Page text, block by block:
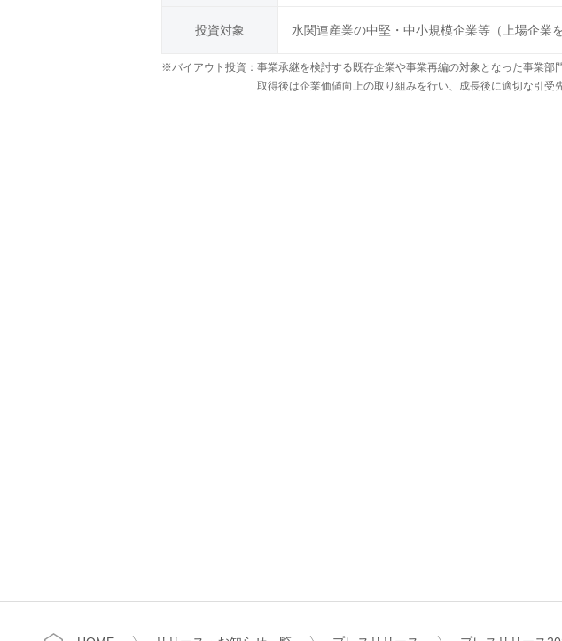
投資対象 水関連産業の中堅・中小規模企業等（上場企業
※バイアウト投資： 事業承継を検討する既存企業や事業再編の対象となった事業
取得後は企業価値向上の取り組みを行い、成長後に適切な引受